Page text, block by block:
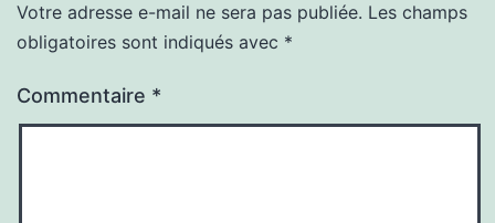
Votre adresse e-mail ne sera pas publiée. Les champs
obligatoires sont indiqués avec *
Commentaire *